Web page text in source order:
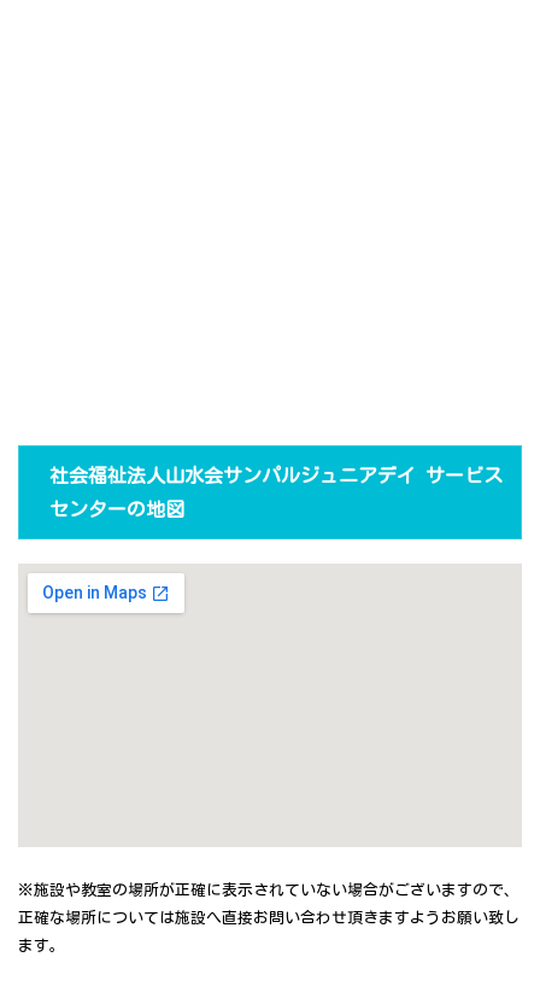
社会福祉法人山水会サンパルジュニアデイ サービス
センターの地図
※施設や教室の場所が正確に表示されていない場合がございますので、
正確な場所については施設へ直接お問い合わせ頂きますようお願い致し
ます。